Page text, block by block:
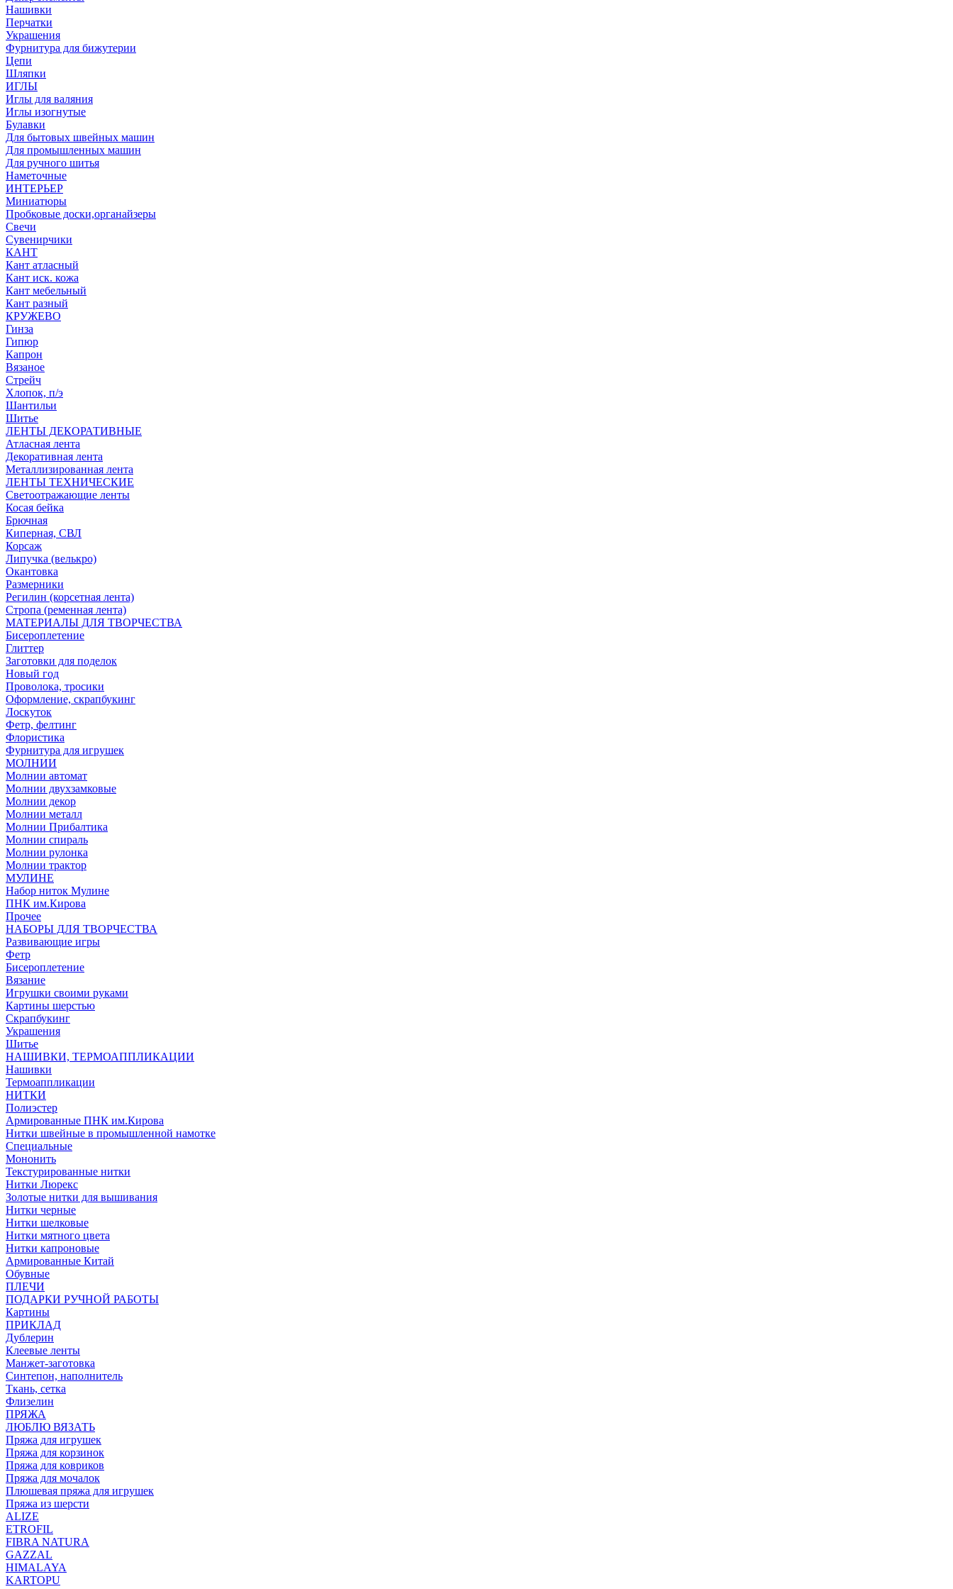
Нашивки
Перчатки
Украшения
Фурнитура для бижутерии
Цепи
Шляпки
ИГЛЫ
Иглы для валяния
Иглы изогнутые
Булавки
Для бытовых швейных машин
Для промышленных машин
Для ручного шитья
Наметочные
ИНТЕРЬЕР
Миниатюры
Пробковые доски,органайзеры
Свечи
Сувенирчики
КАНТ
Кант атласный
Кант иск. кожа
Кант мебельный
Кант разный
КРУЖЕВО
Гинза
Гипюр
Капрон
Вязаное
Стрейч
Хлопок, п/э
Шантильи
Шитье
ЛЕНТЫ ДЕКОРАТИВНЫЕ
Атласная лента
Декоративная лента
Металлизированная лента
ЛЕНТЫ ТЕХНИЧЕСКИЕ
Светоотражающие ленты
Косая бейка
Брючная
Киперная, СВЛ
Корсаж
Липучка (велькро)
Окантовка
Размерники
Регилин (корсетная лента)
Стропа (ременная лента)
МАТЕРИАЛЫ ДЛЯ ТВОРЧЕСТВА
Бисероплетение
Глиттер
Заготовки для поделок
Новый год
Проволока, тросики
Оформление, скрапбукинг
Лоскуток
Фетр, фелтинг
Флористика
Фурнитура для игрушек
МОЛНИИ
Молнии автомат
Молнии двухзамковые
Молнии декор
Молнии металл
Молнии Прибалтика
Молнии спираль
Молнии рулонка
Молнии трактор
МУЛИНЕ
Набор ниток Мулине
ПНК им.Кирова
Прочее
НАБОРЫ ДЛЯ ТВОРЧЕСТВА
Развивающие игры
Фетр
Бисероплетение
Вязание
Игрушки своими руками
Картины шерстью
Скрапбукинг
Украшения
Шитье
НАШИВКИ, ТЕРМОАППЛИКАЦИИ
Нашивки
Термоаппликации
НИТКИ
Полиэстер
Армированные ПНК им.Кирова
Нитки швейные в промышленной намотке
Специальные
Мононить
Текстурированные нитки
Нитки Люрекс
Золотые нитки для вышивания
Нитки черные
Нитки шелковые
Нитки мятного цвета
Нитки капроновые
Армированные Китай
Обувные
ПЛЕЧИ
ПОДАРКИ РУЧНОЙ РАБОТЫ
Картины
ПРИКЛАД
Дублерин
Клеевые ленты
Манжет-заготовка
Синтепон, наполнитель
Ткань, сетка
Флизелин
ПРЯЖА
ЛЮБЛЮ ВЯЗАТЬ
Пряжа для игрушек
Пряжа для корзинок
Пряжа для ковриков
Пряжа для мочалок
Плюшевая пряжа для игрушек
Пряжа из шерсти
ALIZE
ETROFIL
FIBRA NATURA
GAZZAL
HIMALAYA
KARTOPU